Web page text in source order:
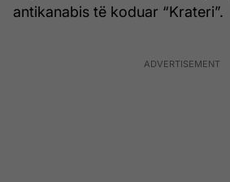
antikanabis të koduar “Krateri”.